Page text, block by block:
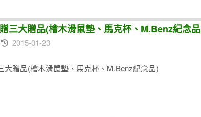
三大贈品(檜木滑鼠墊、馬克杯、M.Benz紀念
2015-01-23
贈品(檜木滑鼠墊、馬克杯、M.Benz紀念品)